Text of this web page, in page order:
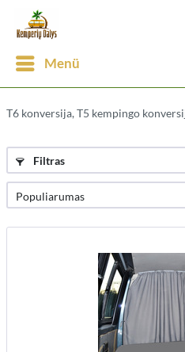
Menü
T6 konversija, T5 kempingo
Filtras